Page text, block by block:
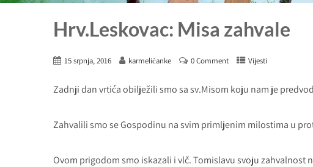
Hrv.Leskovac: Misa zahvale
15 srpnja, 2016 karmelićanke 0 Comment Vijesti
Zadnji dan vrtića obilježili smo sa sv.Misom koju nam je
Zahvalili smo se Gospodinu na svim primljenim milostima u
Ovom prigodom smo iskazali i vlč. Tomislavu svoju